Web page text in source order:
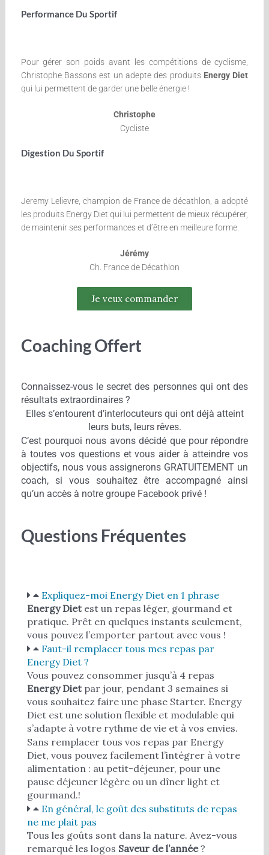
Performance Du Sportif
Pour gérer son poids avant les compétitions de cyclisme,
Christophe Bassons est un adepte des produits Energy Diet
qui lui permettent de garder une belle énergie !
Christophe
Cycliste
Digestion Du Sportif
Jeremy Lelievre, champion de France de décathlon, a adopté
les produits Energy Diet qui lui permettent de mieux récupérer,
de maintenir ses performances et d’être en meilleure forme.
Jérémy
Ch. France de Décathlon
Je veux commander
Coaching Offert
Connaissez-vous le secret des personnes qui ont des
résultats extraordinaires ?
Elles s’entourent d’interlocuteurs qui ont déjà atteint
leurs buts, leurs rêves.
C’est pourquoi nous avons décidé que pour répondre
à toutes vos questions et vous aider à atteindre vos
objectifs, nous vous assignerons GRATUITEMENT un
coach, si vous souhaitez être accompagné ainsi
qu’un accès à notre groupe Facebook privé !
Questions Fréquentes
Expliquez-moi Energy Diet en 1 phrase
Energy Dietest un repas léger, gourmand et
pratique. Prêt en quelques instants seulement,
vous pouvez l’emporter partout avec vous !
Faut-il remplacer tous mes repas par
Energy Diet ?
Vous pouvez consommer jusqu’à 4 repas
Energy Dietpar jour, pendant 3 semaines si
vous souhaitez faire une phase Starter. Energy
Diet est une solution flexible et modulable qui
s’adapte à votre rythme de vie et à vos envies.
Sans remplacer tous vos repas par Energy
Diet, vous pouvez facilement l’intégrer à votre
alimentation : au petit-déjeuner, pour une
pause déjeuner légère ou un dîner light et
gourmand.!
En général, le goût des substituts de repas
ne me plait pas
Tous les goûts sont dans la nature. Avez-vous
remarqué les logos Saveur de l’année?